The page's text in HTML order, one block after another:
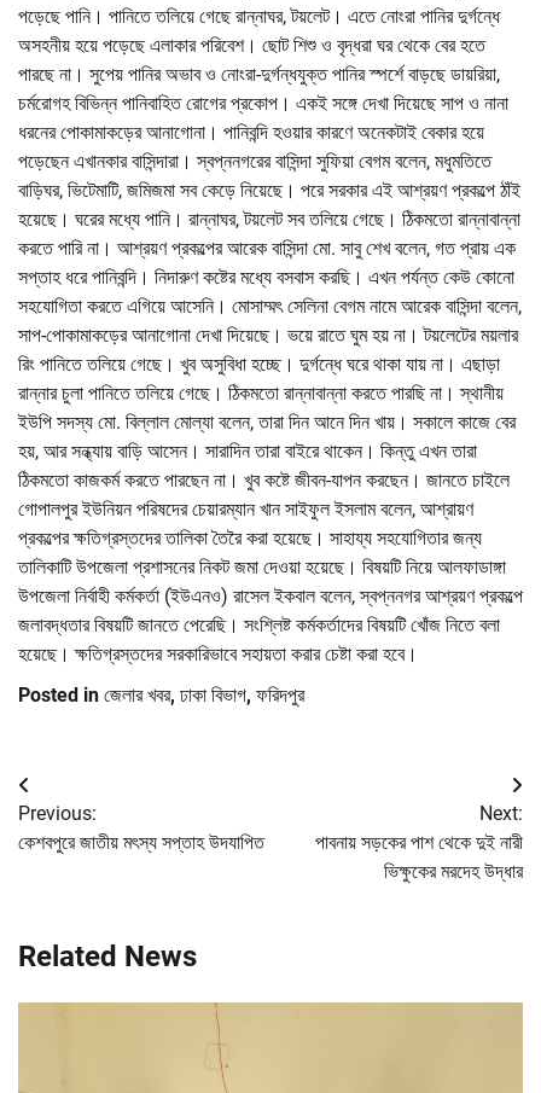
পড়েছে পানি। পানিতে তলিয়ে গেছে রান্নাঘর, টয়লেট। এতে নোংরা পানির দুর্গন্ধে
অসহনীয় হয়ে পড়েছে এলাকার পরিবেশ। ছোট শিশু ও বৃদ্ধরা ঘর থেকে বের হতে
পারছে না। সুপেয় পানির অভাব ও নোংরা-দুর্গন্ধযুক্ত পানির স্পর্শে বাড়ছে ডায়রিয়া,
চর্মরোগহ বিভিন্ন পানিবাহিত রোগের প্রকোপ। একই সঙ্গে দেখা দিয়েছে সাপ ও নানা
ধরনের পোকামাকড়ের আনাগোনা। পানিবন্দি হওয়ার কারণে অনেকটাই বেকার হয়ে
পড়েছেন এখানকার বাসিন্দারা। স্বপ্ননগরের বাসিন্দা সুফিয়া বেগম বলেন, মধুমতিতে
বাড়িঘর, ভিটেমাটি, জমিজমা সব কেড়ে নিয়েছে। পরে সরকার এই আশ্রয়ণ প্রকল্পে ঠাঁই
হয়েছে। ঘরের মধ্যে পানি। রান্নাঘর, টয়লেট সব তলিয়ে গেছে। ঠিকমতো রান্নাবান্না
করতে পারি না। আশ্রয়ণ প্রকল্পের আরেক বাসিন্দা মো. সাবু শেখ বলেন, গত প্রায় এক
সপ্তাহ ধরে পানিবন্দি। নিদারুণ কষ্টের মধ্যে বসবাস করছি। এখন পর্যন্ত কেউ কোনো
সহযোগিতা করতে এগিয়ে আসেনি। মোসাম্মৎ সেলিনা বেগম নামে আরেক বাসিন্দা বলেন,
সাপ-পোকামাকড়ের আনাগোনা দেখা দিয়েছে। ভয়ে রাতে ঘুম হয় না। টয়লেটের ময়লার
রিং পানিতে তলিয়ে গেছে। খুব অসুবিধা হচ্ছে। দুর্গন্ধে ঘরে থাকা যায় না। এছাড়া
রান্নার চুলা পানিতে তলিয়ে গেছে। ঠিকমতো রান্নাবান্না করতে পারছি না। স্থানীয়
ইউপি সদস্য মো. বিল্লাল মোল্যা বলেন, তারা দিন আনে দিন খায়। সকালে কাজে বের
হয়, আর সন্ধ্যায় বাড়ি আসেন। সারাদিন তারা বাইরে থাকেন। কিন্তু এখন তারা
ঠিকমতো কাজকর্ম করতে পারছেন না। খুব কষ্টে জীবন-যাপন করছেন। জানতে চাইলে
গোপালপুর ইউনিয়ন পরিষদের চেয়ারম্যান খান সাইফুল ইসলাম বলেন, আশ্রায়ণ
প্রকল্পের ক্ষতিগ্রস্তদের তালিকা তৈরৈ করা হয়েছে। সাহায্য সহযোগিতার জন্য
তালিকাটি উপজেলা প্রশাসনের নিকট জমা দেওয়া হয়েছে। বিষয়টি নিয়ে আলফাডাঙ্গা
উপজেলা নির্বাহী কর্মকর্তা (ইউএনও) রাসেল ইকবাল বলেন, স্বপ্ননগর আশ্রয়ণ প্রকল্পে
জলাবদ্ধতার বিষয়টি জানতে পেরেছি। সংশ্লিষ্ট কর্মকর্তাদের বিষয়টি খোঁজ নিতে বলা
হয়েছে। ক্ষতিগ্রস্তদের সরকারিভাবে সহায়তা করার চেষ্টা করা হবে।
Posted in জেলার খবর, ঢাকা বিভাগ, ফরিদপুর
Post
navigation
Previous:
কেশবপুরে জাতীয় মৎস্য সপ্তাহ উদযাপিত
Next:
পাবনায় সড়কের পাশ থেকে দুই নারী
ভিক্ষুকের মরদেহ উদ্ধার
Related News